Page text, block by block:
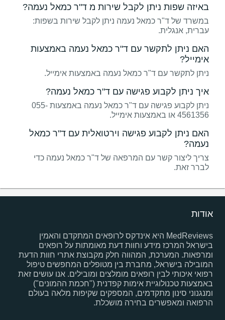
באיזה שפות ניתן לקבל שירות מ ד"ר כמאל נעמה?
במשרד של ד"ר כמאל נעמה ניתן לקבל שירות בשפות:
עברית, אנגלית.
האם ניתן לתקשר עם ד"ר כמאל נעמה באמצעות
אימייל?
ניתן לתקשר עם ד"ר כמאל נעמה באמצעות אימייל.
איך ניתן לקבוע פגישה עם ד"ר כמאל נעמה?
ניתן לקבוע פגישה עם ד"ר כמאל נעמה באמצעות 055-
4561356 או באמצעות אימייל.
האם ניתן לקבוע פגישה וירטואלית עם ד"ר כמאל
נעמה?
צריך ליצור קשר עם המרפאה של ד"ר כמאל נעמה כדי
לברר זאת.
אודות
MedReviews היא אינדקס לרופאים המתקדם והאמין
בישראל המרכז מידע וחוות דעת מאומתות על רופאים
ומרפאות. המערכת, המהווה חלק מקבוצת אתרי חוות הדעת
המובילה בישראל, מחברת בין מטופלים המחפשים טיפול
רפואי איכותי לבין רופאים מומלצים ומובילים. אנו עושים זאת
באמצעות טכנולוגיית אימות קפדנית ("חכמת ההמונים")
ומנגנוני סינון מתקדמים, המספקים שקיפות מלאה בעולם
הרפואה ומאפשרים בחירה מושכלת.